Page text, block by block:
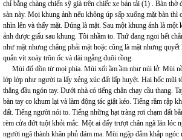
chỉ bằng chàng chiến sỹ già trên chiếc xe bán tải (1) . Bàn thờ
sàn này. Mọi khung ảnh nếu không úp sấp xuống mặt bàn thì
nhìn lên và thấy mặt. Đúng là mặt. Sau một khung ảnh là
ảnh được giấu sau khung. Tôi nhầm to. Thứ đang ngoi hết
như mặt nhưng chẳng phải mặt hoặc cũng là mặt nhưng
quắn vít xoáy trôn ốc và dài ngẵng đuôi rồng.
Mùi đổ dồn từ mọi phía. Mùi xối ầm ầm như núi lở. Mùi
lớp lớp như người ta lấy xẻng xúc đất lấp huyệt. Hai hốc mũi
thẳng đầu ngón tay. Dưới nhà có tiếng chân chạy cầu thang.
bàn tay co khum lại và làm động tác giật kéo. Tiếng rầm rập
đất. Tiếng người nói to. Tiếng những hạt tràng rơi chạm đất
rèm cửa đứt tuột khỏi mắc. Một ai đấy trượt chân ngã lăn lóc
người ngã thành khăn phủ đám ma. Mùi ngập đắm khắp ngóc